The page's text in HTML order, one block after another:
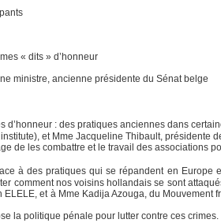
« dits » d’honneur
ministre, ancienne présidente du Sénat belge
d’honneur : des pratiques anciennes dans
et Mme Jacqueline Thibault, présidente
de les combattre et le travail des associations
à des pratiques qui se répandent en Europe
comment nos voisins hollandais se sont
ELELE, et à Mme Kadija Azouga, du
la politique pénale pour lutter contre ces crimes.